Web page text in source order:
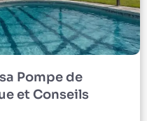
Pompe de
et Conseils